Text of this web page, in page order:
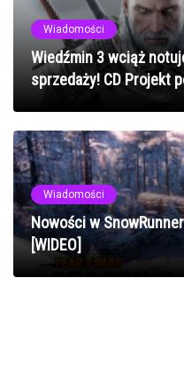
Wiadomości
Wiedźmin 3 wciąż
sprzedaży! CD Projekt
Wiadomości
Nowości w
[WIDEO]